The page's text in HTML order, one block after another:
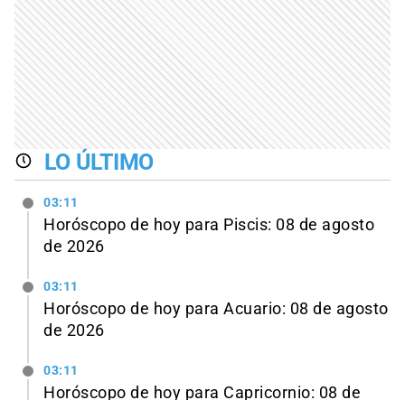
LO ÚLTIMO
03:11
Horóscopo de hoy para Piscis: 08 de agosto
de 2026
03:11
Horóscopo de hoy para Acuario: 08 de agosto
de 2026
03:11
Horóscopo de hoy para Capricornio: 08 de